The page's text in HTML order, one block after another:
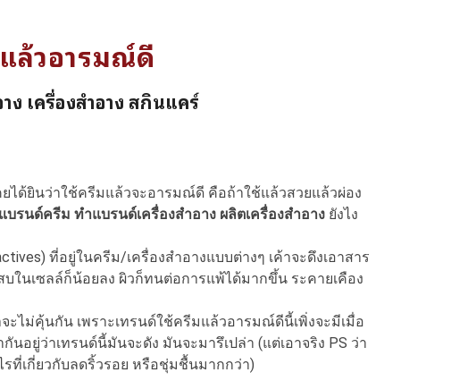
ล้วอารมณ์ดี
เครื่องสำอาง สกินแคร์
ได้ยินว่าใช้ครีมแล้วจะอารมณ์ดี คือถ้าใช้แล้วสวยแล้วผ่อง
บรนด์ครีม ทำแบรนด์เครื่องสำอาง ผลิตเครื่องสำอาง ยังไง
ที่อยู่ในครีม/เครื่องสำอางแบบต่างๆ เค้าจะดึงเอาสาร
ในเซลล์ก็น้อยลง ผิวก็ทนต่อการแพ้ได้มากขึ้น ระคายเคือง
ม่คุ้นกัน เพราะเทรนด์ใช้ครีมแล้วอารมณ์ดีนี้เพิ่งจะมีเมื่อ
อยู่ว่าเทรนด์นี้มันจะดัง มันจะมารึเปล่า (แต่เอาจริง PS ว่า
รที่เกี่ยวกับลดริ้วรอย หรือชุ่มชื้นมากกว่า)